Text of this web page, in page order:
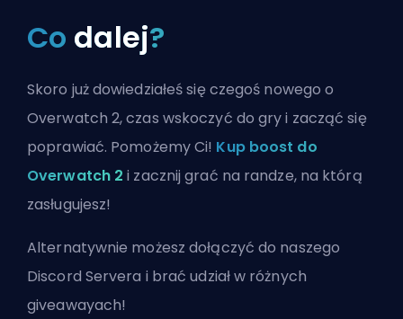
Co dalej?
Skoro już dowiedziałeś się czegoś nowego o
Overwatch 2, czas wskoczyć do gry i zacząć się
poprawiać. Pomożemy Ci! Kup boost do
Overwatch 2 i zacznij grać na randze, na którą
zasługujesz!
Alternatywnie możeszdołączyć do naszego
Discord Servera i brać udział w różnych
giveawayach!